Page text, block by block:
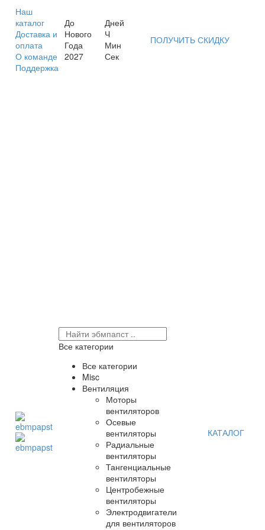
Наш
каталог
Доставка и
оплата
О команде
Поддержка
До
Нового
Года
2027
Дней
Ч
Мин
Сек
ПОЛУЧИТЬ СКИДКУ
Все категории
Все категории
Misc
Вентиляция
Моторы
вентиляторов
Осевые
вентиляторы
Радиальные
вентиляторы
Тангенциальные
вентиляторы
Центробежные
вентиляторы
Электродвигатели
для вентиляторов
КАТАЛОГ